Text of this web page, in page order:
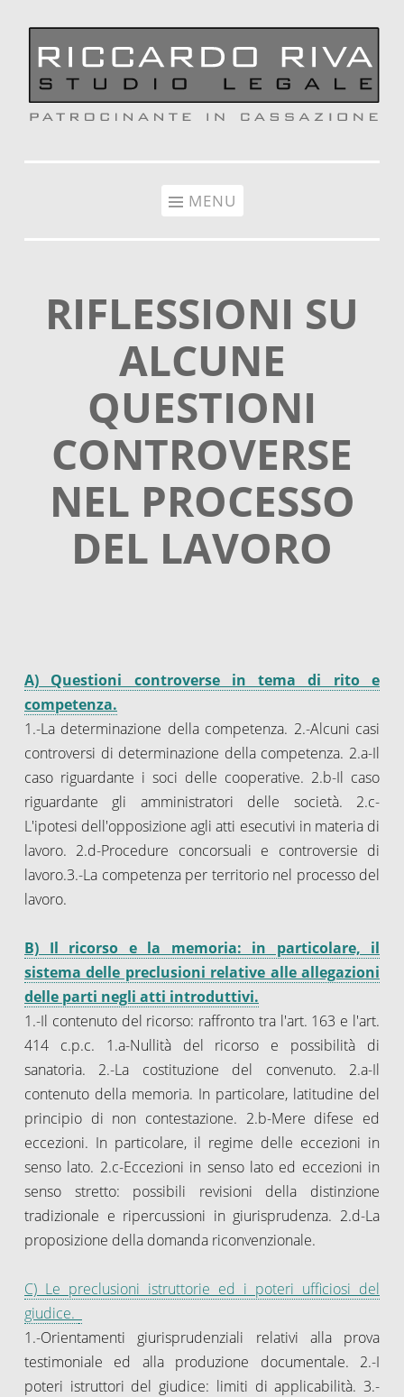
MENU
RIFLESSIONI SU
ALCUNE
QUESTIONI
CONTROVERSE
NEL PROCESSO
DEL LAVORO
A) Questioni controverse in tema di rito e
competenza.
1.-La determinazione della competenza. 2.-Alcuni casi
controversi di determinazione della competenza. 2.a-Il
caso riguardante i soci delle cooperative. 2.b-Il caso
riguardante gli amministratori delle società. 2.c-
L'ipotesi dell'opposizione agli atti esecutivi in materia di
lavoro. 2.d-Procedure concorsuali e controversie di
lavoro.3.-La competenza per territorio nel processo del
lavoro.
B) Il ricorso e la memoria: in particolare, il
sistema delle preclusioni relative alle allegazioni
delle parti negli atti introduttivi.
1.-Il contenuto del ricorso: raffronto tra l'art. 163 e l'art.
414 c.p.c. 1.a-Nullità del ricorso e possibilità di
sanatoria. 2.-La costituzione del convenuto. 2.a-Il
contenuto della memoria. In particolare, latitudine del
principio di non contestazione. 2.b-Mere difese ed
eccezioni. In particolare, il regime delle eccezioni in
senso lato. 2.c-Eccezioni in senso lato ed eccezioni in
senso stretto: possibili revisioni della distinzione
tradizionale e ripercussioni in giurisprudenza. 2.d-La
proposizione della domanda riconvenzionale.
C) Le preclusioni istruttorie ed i poteri ufficiosi del
giudice.
1.-Orientamenti giurisprudenziali relativi alla prova
testimoniale ed alla produzione documentale. 2.-I
poteri istruttori del giudice: limiti di applicabilità. 3.-